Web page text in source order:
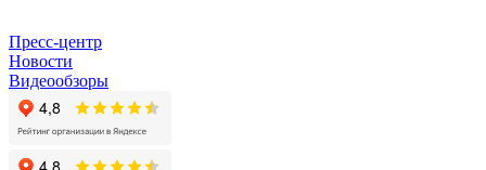
Пресс-центр
Новости
Видеообзоры